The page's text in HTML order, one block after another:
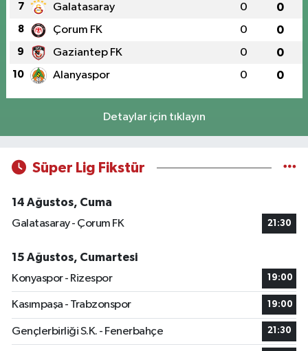
7 Galatasaray 0 0
8 Çorum FK 0 0
9 Gaziantep FK 0 0
10 Alanyaspor 0 0
Detaylar için tıklayın
Süper Lig Fikstür
14 Ağustos, Cuma
Galatasaray - Çorum FK
21:30
15 Ağustos, Cumartesi
Konyaspor - Rizespor
19:00
Kasımpaşa - Trabzonspor 19:00
Gençlerbirliği S.K. - Fenerbahçe 21:30